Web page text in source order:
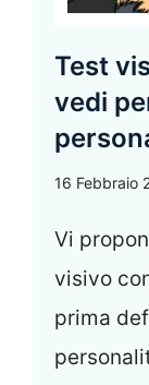
Test
vedi
16 Febbraio
Vi
visivo
prima